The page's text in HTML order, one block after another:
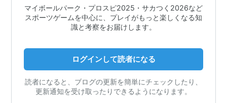
マイボールパーク・プロスピ2025・サカつく2026など
スポーツゲームを中心に、プレイがもっと楽しくなる知
識と考察をお届けします。
ログインして読者になる
読者になると、ブログの更新を簡単にチェックしたり、
更新通知を受け取ったりできるようになります。